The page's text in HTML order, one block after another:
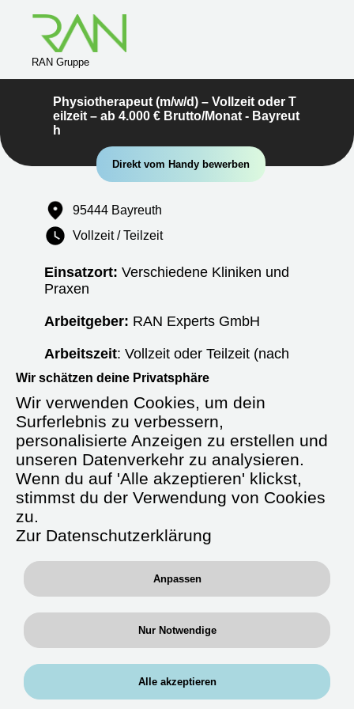
RAN Gruppe
Physiotherapeut (m/w/d) – Vollzeit oder T
eilzeit – ab 4.000 € Brutto/Monat - Bayreut
h
Direkt vom Handy bewerben
95444 Bayreuth
Vollzeit / Teilzeit
Einsatzort: Verschiedene Kliniken und
Praxen
Arbeitgeber: RAN Experts GmbH
Arbeitszeit: Vollzeit oder Teilzeit (nach
Absprache)
Starttermin:Ab sofort oder nach
Vereinbarung
Anstellungsart: Unbefristet
Gehalt:Ab 4.000 € brutto/Monat +
Verpflegungsgeld
Zusatzleistungen:
Weiterbildung, betriebliche Altersvorsorge
RAN Experts GmbH
spezialisierter medizinischer
Wir schätzen deine Privatsphäre
Wir verwenden Cookies, um dein
Surferlebnis zu verbessern,
personalisierte Anzeigen zu erstellen und
unseren Datenverkehr zu analysieren.
Wenn du auf 'Alle akzeptieren' klickst,
stimmst du der Verwendung von Cookies
zu.
Zur Datenschutzerklärung
Anpassen
Nur Notwendige
Alle akzeptieren